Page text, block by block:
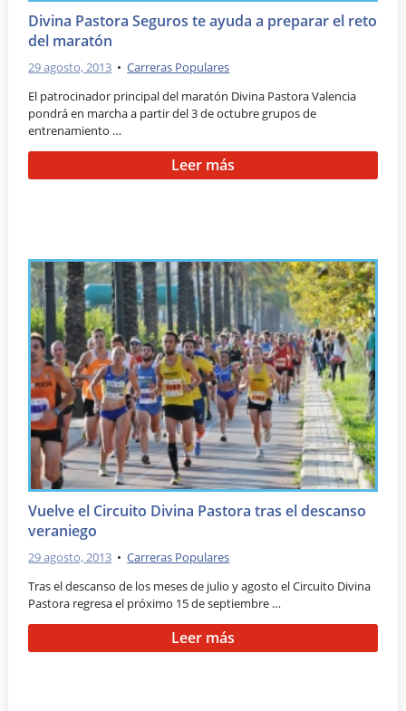
Divina Pastora Seguros te ayuda a preparar el reto
del maratón
29 agosto, 2013 •Carreras Populares
El patrocinador principal del maratón Divina Pastora Valencia
pondrá en marcha a partir del 3 de octubre grupos de
entrenamiento …
Leer más
Vuelve el Circuito Divina Pastora tras el descanso
veraniego
29 agosto, 2013 •Carreras Populares
Tras el descanso de los meses de julio y agosto el Circuito Divina
Pastora regresa el próximo 15 de septiembre …
Leer más